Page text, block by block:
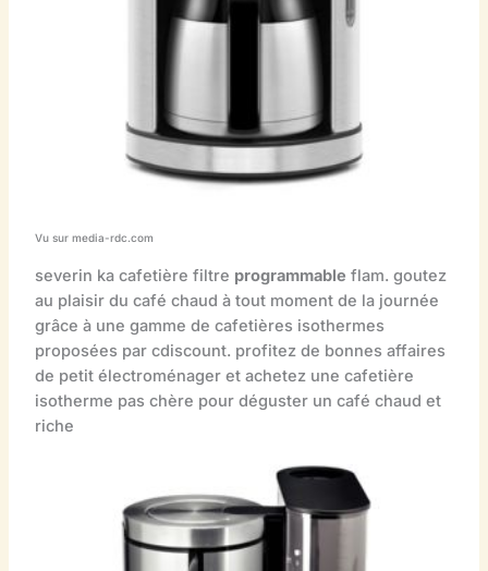
Vu sur media-rdc.com
severin ka cafetière filtre programmable flam. goutez
au plaisir du café chaud à tout moment de la journée
grâce à une gamme de cafetières isothermes
proposées par cdiscount. profitez de bonnes affaires
de petit électroménager et achetez une cafetière
isotherme pas chère pour déguster un café chaud et
riche